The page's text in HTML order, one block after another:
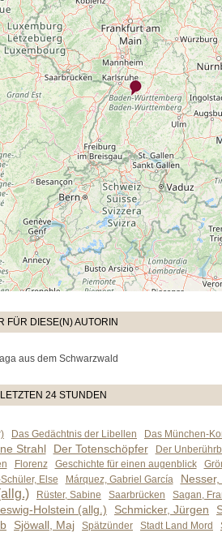
FÜR DIESE(N) AUTORIN
aus dem Schwarzwald
24 STUNDEN
Das Gedächtnis der Libellen Das München-
Strahl Der Totenschöpfer
Der
Florenz Geschichte für einen augenblick
Else Márquez, Gabriel García
Rüster, Sabine Saarbrücken
Sagan,
Holstein (allg.) Schmicker, Jürgen
Sjöwall, Maj Spätzünder Stadt Land Mord